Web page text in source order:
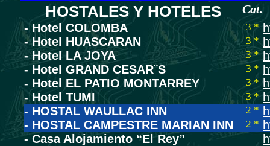
HOSTALES Y HOTELES
Cat.
- Hotel COLOMBA
3 *
- Hotel HUASCARAN
3 *
- Hotel LA JOYA
3 *
- Hotel GRAND CESAR¨S
3 *
- Hotel EL PATIO MONTARREY
3 *
- Hotel TUMI
3 *
- HOSTAL WAULLAC INN
2 *
- HOSTAL CAMPESTRE MARIAN INN
2 *
- Casa Alojamiento “El Rey”